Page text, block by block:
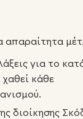
απαραίτητα
για το
κάθε
διοίκησης